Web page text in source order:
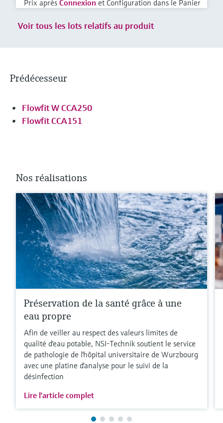
Prix après Connexion et Configuration dans le Panier
Voir tous les lots relatifs au produit
Prédécesseur
Flowfit W CCA250
Flowfit CCA151
Nos réalisations
Préservation de la santé grâce à une
eau propre
Afin de veiller au respect des valeurs limites de
qualité d'eau potable, NSI-Technik soutient le service
de pathologie de l'hôpital universitaire de Wurzbourg
avec une platine d'analyse pour le suivi de la
désinfection
Lire l'article complet